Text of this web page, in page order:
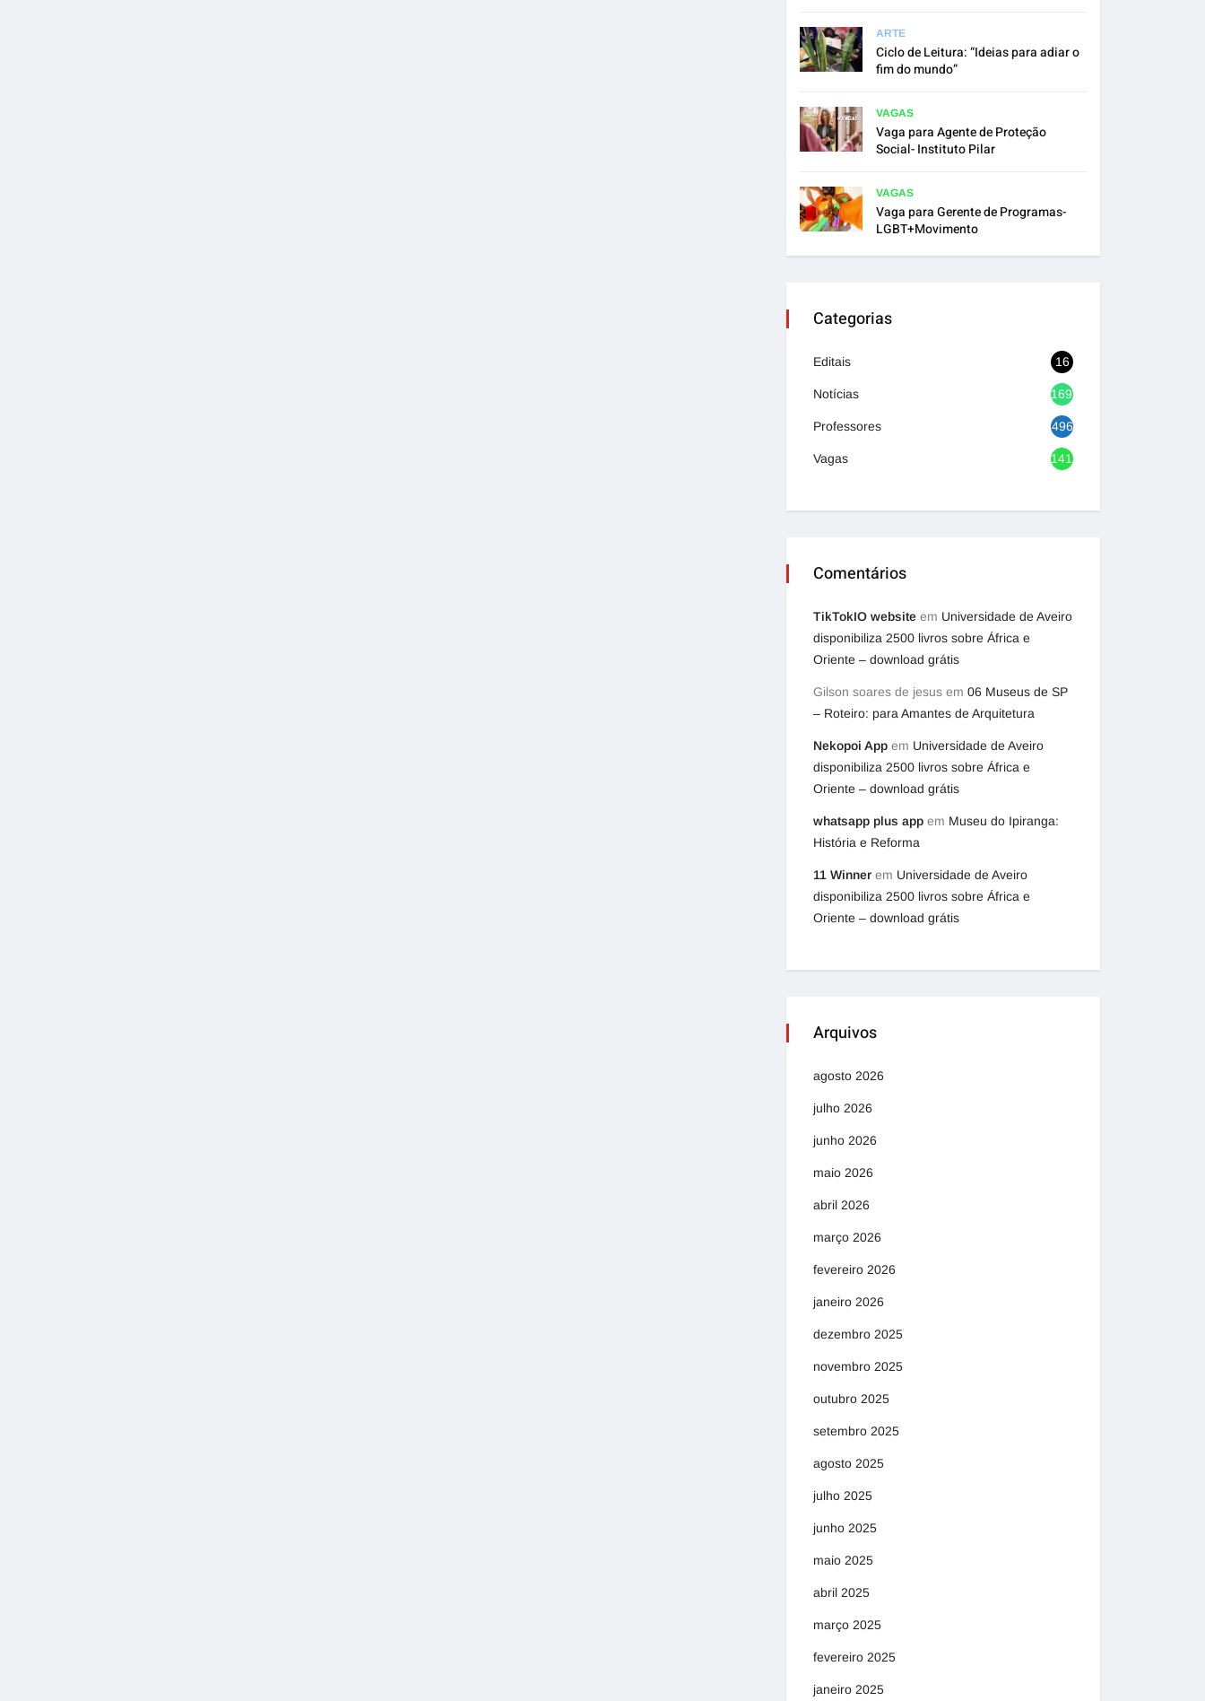
ARTE
Ciclo de Leitura: “Ideias para adiar o
fim do mundo”
VAGAS
Vaga para Agente de Proteção
Social- Instituto Pilar
VAGAS
Vaga para Gerente de Programas-
LGBT+Movimento
Categorias
Editais 16
Notícias 1692
Professores 496
Vagas 1417
Comentários
TikTokIO website em Universidade de Aveiro
disponibiliza 2500 livros sobre África e
Oriente – download grátis
Gilson soares de jesus em 06 Museus de SP
– Roteiro: para Amantes de Arquitetura
Nekopoi App em Universidade de Aveiro
disponibiliza 2500 livros sobre África e
Oriente – download grátis
whatsapp plus app em Museu do Ipiranga:
História e Reforma
11 Winner em Universidade de Aveiro
disponibiliza 2500 livros sobre África e
Oriente – download grátis
Arquivos
agosto 2026
julho 2026
junho 2026
maio 2026
abril 2026
março 2026
fevereiro 2026
janeiro 2026
dezembro 2025
novembro 2025
outubro 2025
setembro 2025
agosto 2025
julho 2025
junho 2025
maio 2025
abril 2025
março 2025
fevereiro 2025
janeiro 2025